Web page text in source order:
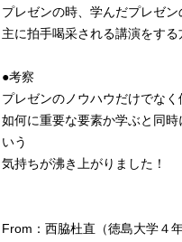
プレゼンの時、学んだプレゼン
主に拍手喝采される講演をする
●考察
プレゼンのノウハウだけでな
如何に重要な要素か学ぶと同
いう
気持ちが沸き上がりました！
From：西脇杜直（徳島大学４